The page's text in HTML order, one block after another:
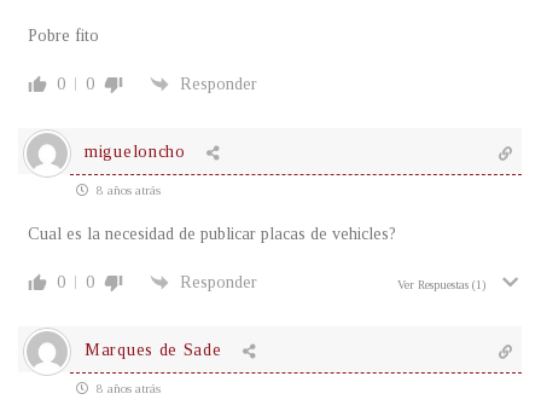
Pobre fito
0 0 Responder
migueloncho
8 años atrás
Cual es la necesidad de publicar placas de vehicles?
0 0 Responder Ver Respuestas (1)
Marques de Sade
8 años atrás